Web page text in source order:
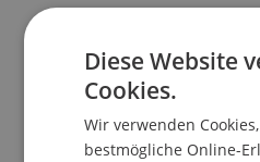
Referenz
Wittmann, F., &
Hochregallager für Peter
Diese Website
Cookies.
Wir verwenden
bestmögliche Online-